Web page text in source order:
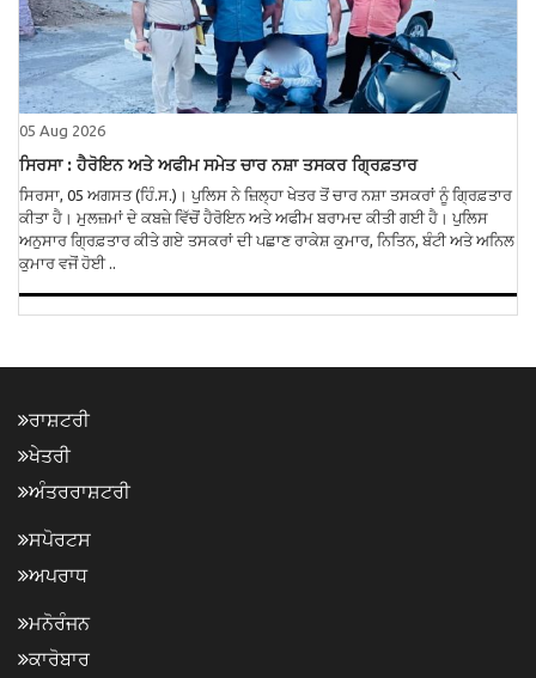
05 Aug 2026
ਸਿਰਸਾ : ਹੈਰੋਇਨ ਅਤੇ ਅਫੀਮ ਸਮੇਤ ਚਾਰ ਨਸ਼ਾ ਤਸਕਰ ਗ੍ਰਿਫ਼ਤਾਰ
ਸਿਰਸਾ, 05 ਅਗਸਤ (ਹਿੰ.ਸ.)। ਪੁਲਿਸ ਨੇ ਜ਼ਿਲ੍ਹਾ ਖੇਤਰ ਤੋਂ ਚਾਰ ਨਸ਼ਾ ਤਸਕਰਾਂ ਨੂੰ ਗ੍ਰਿਫ਼ਤਾਰ
ਕੀਤਾ ਹੈ। ਮੁਲਜ਼ਮਾਂ ਦੇ ਕਬਜ਼ੇ ਵਿੱਚੋਂ ਹੈਰੋਇਨ ਅਤੇ ਅਫੀਮ ਬਰਾਮਦ ਕੀਤੀ ਗਈ ਹੈ। ਪੁਲਿਸ
ਅਨੁਸਾਰ ਗ੍ਰਿਫ਼ਤਾਰ ਕੀਤੇ ਗਏ ਤਸਕਰਾਂ ਦੀ ਪਛਾਣ ਰਾਕੇਸ਼ ਕੁਮਾਰ, ਨਿਤਿਨ, ਬੰਟੀ ਅਤੇ ਅਨਿਲ
ਕੁਮਾਰ ਵਜੋਂ ਹੋਈ ..
ਰਾਸ਼ਟਰੀ
ਖੇਤਰੀ
ਅੰਤਰਰਾਸ਼ਟਰੀ
ਸਪੋਰਟਸ
ਅਪਰਾਧ
ਮਨੋਰੰਜਨ
ਕਾਰੋਬਾਰ